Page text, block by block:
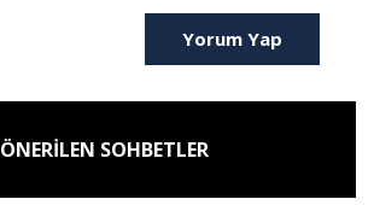
Yorum Yap
ÖNERİLEN SOHBETLER